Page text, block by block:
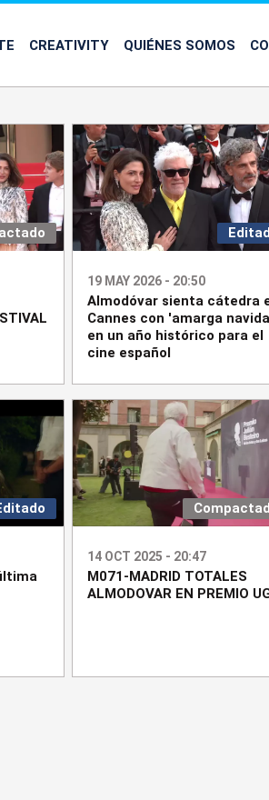
CREATIVITY QUIÉNES SOMOS
19 MAY 2026 - 20:50
Almodóvar sienta cátedra
Cannes con 'amarga
en un año histórico para el
cine español
14 OCT 2025 - 20:47
M071-MADRID TOTALES
ALMODOVAR EN PREMIO